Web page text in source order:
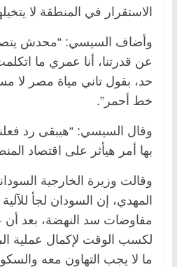
الاستقرار في المنطقة لا
وأضاف السيسي: “محدش
عن قدرتنا، أنا عمري ما
حد، بقول تاني مياة مصر لا
خط أحمر”.
وقال السيسي: “هيبقى رد
بها أمر هيأثر على اقتصاد
وقالت وزيرة الخارجية
المهدي، إن السودان لجأ
مفاوضات سد النهضة، بعد أن
لكسب الوقت لإكمال عملية
ما لا يجب التهاون معه